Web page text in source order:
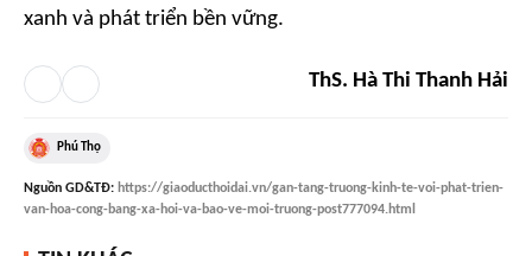
xanh và phát triển bền vững.
ThS. Hà Thi Thanh Hải
Phú Thọ
Nguồn GD&TĐ: https://giaoducthoidai.vn/gan-tang-truong-kinh-te-voi-phat-trien-
van-hoa-cong-bang-xa-hoi-va-bao-ve-moi-truong-post777094.html